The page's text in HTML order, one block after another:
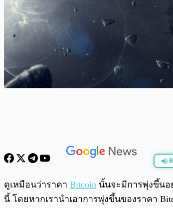
พร้อมเล่น
ดูเหมือนว่าราคา Bitcoin นั้นจะมีการพุ่งขึ้นอ
นี้ โดยหากเรานำเอาการพุ่งขึ้นของราคา